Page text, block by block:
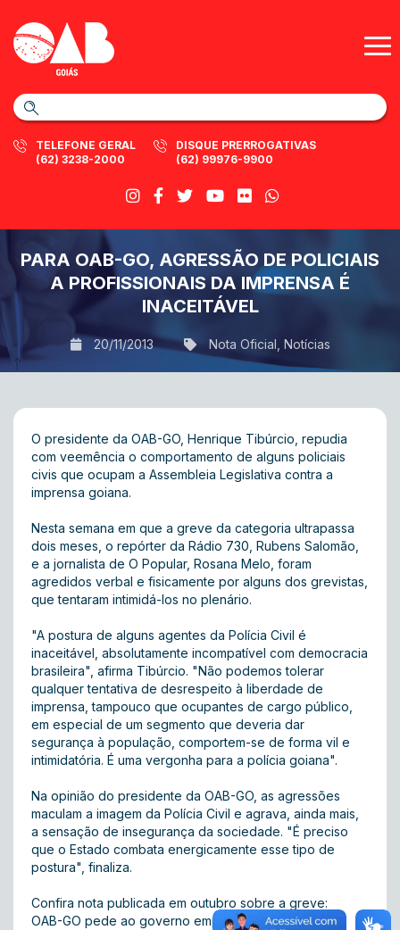
TELEFONE GERAL
(62) 3238-2000
DISQUE PRERROGATIVAS
(62) 99976-9900
PARA OAB-GO, AGRESSÃO DE POLICIAIS
A PROFISSIONAIS DA IMPRENSA É
INACEITÁVEL
20/11/2013 Nota Oficial Notícias
O presidente da OAB-GO, Henrique Tibúrcio, repudia
com veemência o comportamento de alguns policiais
civis que ocupam a Assembleia Legislativa contra a
imprensa goiana.
Nesta semana em que a greve da categoria ultrapassa
dois meses, o repórter da Rádio 730, Rubens Salomão,
e a jornalista de O Popular, Rosana Melo, foram
agredidos verbal e fisicamente por alguns dos grevistas,
que tentaram intimidá-los no plenário.
"A postura de alguns agentes da Polícia Civil é
inaceitável, absolutamente incompatível com democracia
brasileira", afirma Tibúrcio. "Não podemos tolerar
qualquer tentativa de desrespeito à liberdade de
imprensa, tampouco que ocupantes de cargo público,
em especial de um segmento que deveria dar
segurança à população, comportem-se de forma vil e
intimidatória. É uma vergonha para a polícia goiana".
Na opinião do presidente da OAB-GO, as agressões
maculam a imagem da Polícia Civil e agrava, ainda mais,
a sensação de insegurança da sociedade. "É preciso
que o Estado combata energicamente esse tipo de
postura", finaliza.
Confira nota publicada em outubro sobre a greve:
OAB-GO pede ao governo empenho para pôr fim à